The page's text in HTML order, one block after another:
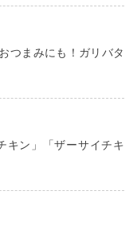
つまみにも！ガリバタ
キン」「ザーサイチキ